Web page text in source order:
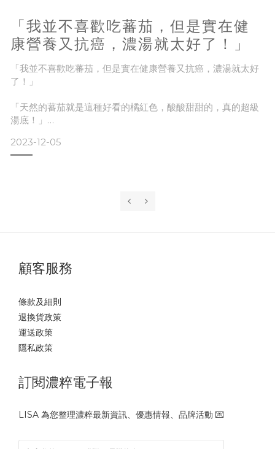
甚至「沒有爐台」的清況，濃粹料理也可以在不使用爐臺的情
況之下做出快速美味的料理唷：
不用開火
「我並不喜歡吃蕃茄，但是實在健
康營養又抗癌，濃湯就太好了！」
「我並不喜歡吃蕃茄，但是實在健康營養又抗癌，濃湯就太好
了！」
「天然的蕃茄就是這種好看的橘紅色，酸酸甜甜的，真的超級
湯底！」
濃粉跟 LISA 常常聊到這些濃粹蕃茄的好處😋
牛蕃茄是營養價值非常高的蔬菜🍅包括：
✔️抗老防癌
橘紅色不僅美麗，跟所有蔬菜一起料理，風味都百搭不違和～
來賓黃總監說：「濃粹蕃茄湯很可以！顏色漂亮、味道也已
2023-12-05
顧客服務
條款及細則
退換貨政策
運送政策
隱私政策
訂閱濃粹電子報
LISA 為您整理濃粹最新資訊、優惠情報、品牌活動 💌